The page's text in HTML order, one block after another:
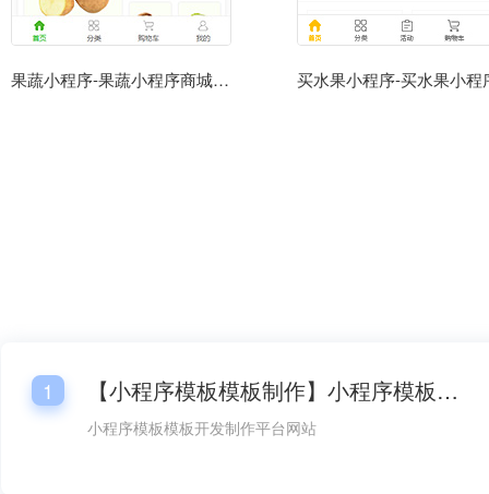
果蔬小程序-果蔬小程序商城模板
1 【小程序模板模板制作】小程序模板模板开发平台网站
小程序模板模板开发制作平台网站